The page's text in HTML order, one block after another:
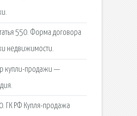
550. Форма договора
недвижимости.
купли-продажи —
ГК РФ Купля-продажа